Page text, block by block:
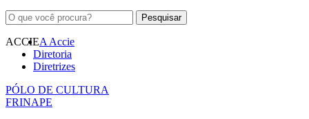
ACCIEA Accie
Diretoria
Diretrizes
PÓLO DE CULTURA
FRINAPE